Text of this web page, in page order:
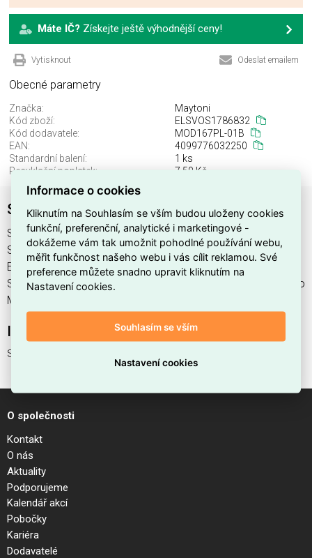
Máte IČ? Získejte ještě výhodnější ceny!
Vytisknout Odeslat emailem
Obecné parametry
Značka:
Maytoni
Kód zboží:
ELSVOS1786832
Kód dodavatele:
MOD167PL-01B
EAN:
4099776032250
Standardní balení:
1 ks
Recyklační poplatek:
7,50 Kč
Svítidlo MOD167PL-01B
Svítidlo MOD167PL-01B najdete v kategoriích Svítidla,
Svítidla, světelné zdroje a LED osvětlení, výrobce Maytoni,
EAN 4099776032250, kód dodavatele MOD167PL-01B.
Svítidlo MOD167PL-01B nabízíme od 1 ks. Kód EMAS Svítidlo
MOD167PL-01B je ELSVOS1786832.
Interní název produktu
Svítidlo MOD167PL-01B
O společnosti
Kontakt
O nás
Aktuality
Podporujeme
Kalendář akcí
Pobočky
Kariéra
Dodavatelé
Informace o cookies
Kliknutím na Souhlasím se vším budou uloženy cookies
funkční, preferenční, analytické i marketingové -
dokážeme vám tak umožnit pohodlné používání webu,
měřit funkčnost našeho webu i vás cílit reklamou. Své
preference můžete snadno upravit kliknutím na
Nastavení cookies.
Souhlasím se vším
Nastavení cookies